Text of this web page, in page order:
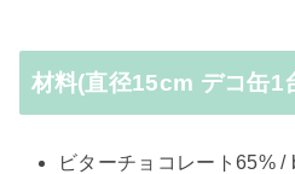
材料(直径15cm デコ缶1
ビターチョコレート65%